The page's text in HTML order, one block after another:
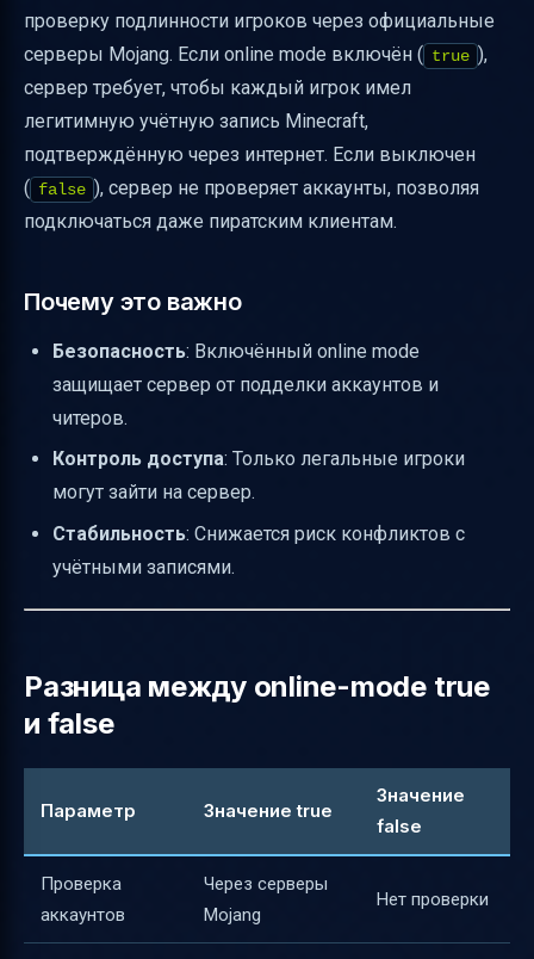
проверку подлинности игроков через официальные
серверы Mojang. Если online mode включён ( true ),
сервер требует, чтобы каждый игрок имел
легитимную учётную запись Minecraft,
подтверждённую через интернет. Если выключен
( false ), сервер не проверяет аккаунты, позволяя
подключаться даже пиратским клиентам.
Почему это важно
Безопасность: Включённый online mode
защищает сервер от подделки аккаунтов и
читеров.
Контроль доступа: Только легальные игроки
могут зайти на сервер.
Стабильность: Снижается риск конфликтов с
учётными записями.
Разница между online-mode true
и false
Параметр Значение true
Значение
false
Проверка
аккаунтов
Через серверы
Mojang
Нет проверки